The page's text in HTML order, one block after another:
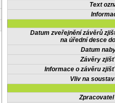
Text
Datum zveřejnění závěrů
na úřední desce
Datum
Závěry
Informace o závěru
Vliv na